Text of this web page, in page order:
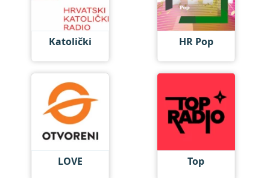
Katolički HR Pop
LOVE Top